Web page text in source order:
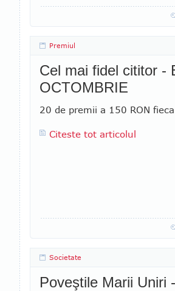
Premiul
Cel mai fidel cititor -
OCTOMBRIE
20 de premii a 150 RON
Citeste tot articolul
Societate
Poveştile Marii Uniri